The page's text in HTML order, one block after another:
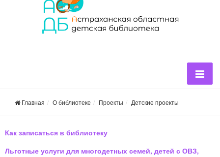
Главная О библиотеке Проекты Детские проекты
Как записаться в библиотеку
Льготные услуги для многодетных семей, детей с ОВЗ,